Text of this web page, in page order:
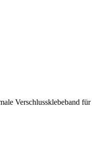
Verschlussklebeband